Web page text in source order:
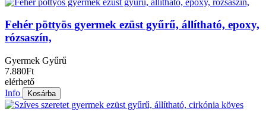
Fehér pöttyös gyermek ezüst gyűrű, állítható, epoxy,
rózsaszín,
Gyermek Gyűrű
7.880Ft
elérhető
Info
Kosárba